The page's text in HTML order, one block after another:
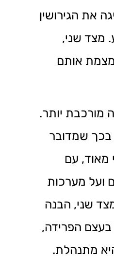
את הגירושין
מצד שני,
אותם
מורכבת יותר.
שמדובר
מאוד, עם
ועל מערכות
שני, הבנה
בעצם הפרידה,
מתנהלת.